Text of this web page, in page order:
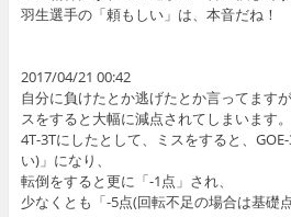
羽生選手の「頼もしい」は、本音だね！
2017/04/21 00:42
自分に負けたとか逃げたとか言ってます
スをすると大幅に減点されてしまいます。
4T-3Tにしたとして、ミスをすると、
い)」になり、
転倒をすると更に「-1点」され、
少なくとも「-5点(回転不足の場合は基礎